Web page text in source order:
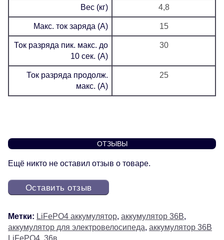
Вес (кг) 4,8
Макс. ток заряда (А) 15
Ток разряда пик. макс. до
10 сек. (А)
30
Ток разряда продолж.
макс. (А)
25
ОТЗЫВЫ
Ещё никто не оставил отзыв о товаре.
Оставить отзыв
Метки: LiFePO4 аккумулятор, аккумулятор 36В,
аккумулятор для электровелосипеда, аккумулятор 36В
LiFePO4 36в